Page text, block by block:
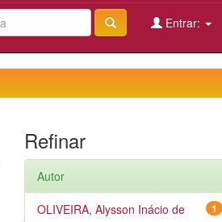
Entrar:
Refinar
Autor
1
OLIVEIRA, Alysson Inácio de